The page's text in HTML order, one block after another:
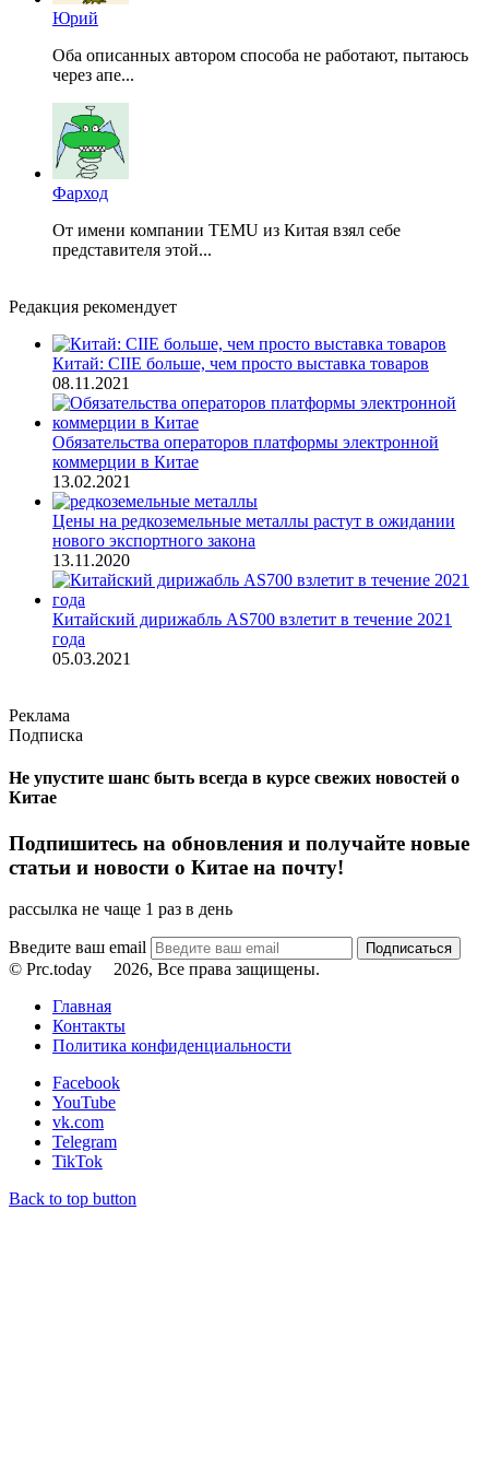
Юрий
Оба описанных автором способа не работают, пытаюсь
через апе...
Фарход
От имени компании TEMU из Китая взял себе
представителя этой...
Редакция рекомендует
Китай: CIIE больше, чем просто выставка товаров
08.11.2021
Обязательства операторов платформы электронной
коммерции в Китае
13.02.2021
Цены на редкоземельные металлы растут в ожидании
нового экспортного закона
13.11.2020
Китайский дирижабль AS700 взлетит в течение 2021
года
05.03.2021
Реклама
Подписка
Не упустите шанс быть всегда в курсе свежих новостей о
Китае
Подпишитесь на обновления и получайте новые
статьи и новости о Китае на почту!
рассылка не чаще 1 раз в день
Введите ваш email
© Prc.today
2026, Все права защищены.
Главная
Контакты
Политика конфиденциальности
Facebook
YouTube
vk.com
Telegram
TikTok
Back to top button